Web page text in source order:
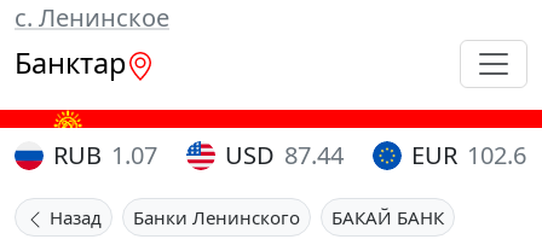
с. Ленинское
Банктар
RUB 1.07 USD 87.44 EUR 102.65
Назад Банки Ленинского БАКАЙ БАНК